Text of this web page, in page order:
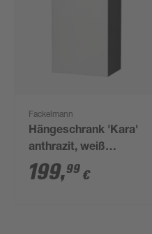
Fackelmann
Hängeschrank 'Kara'
anthrazit, weiß
lackiert 40,5 x 70 x 32
cm links
199,99 €